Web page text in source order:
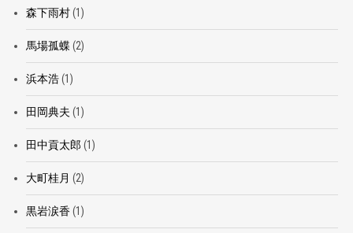
森下雨村(1)
馬場孤蝶 (2)
浜本浩(1)
田岡典夫 (1)
田中貢太郎 (1)
大町桂月 (2)
黒岩涙香(1)